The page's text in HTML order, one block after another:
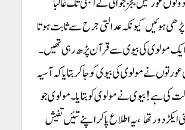
ہوئیںکیونکہ عدالتی جرح سےثابت ہوتا
ایک مولوی کی بیوی سے قرآن پڑھ رہی تھیں۔
نے مولوی کی بیوی کو جا کر بتایا کہ آسیہ
کی ہے!بیوی نے مولوی کو بتایا۔ مولوی جو
دور تھا، یہ اطلاع پاکر اپنے تئیں تفیش